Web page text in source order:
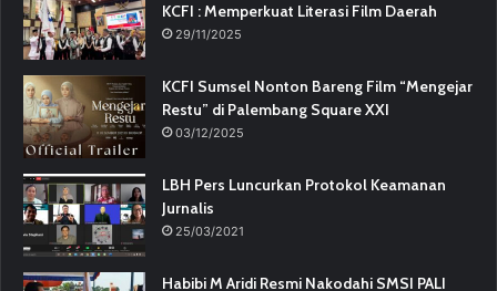
KCFI : Memperkuat Literasi Film Daerah
29/11/2025
KCFI Sumsel Nonton Bareng Film “Mengejar
Restu” di Palembang Square XXI
03/12/2025
LBH Pers Luncurkan Protokol Keamanan
Jurnalis
25/03/2021
Habibi M Aridi Resmi Nakodahi SMSI PALI